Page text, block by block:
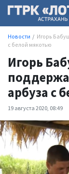
Новости
Игорь
с белой мякотью
Игорь
арбуза с
19 августа 2020, 08:49